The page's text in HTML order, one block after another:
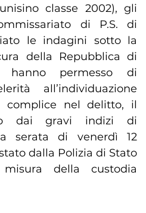
classe 2002), gli
di P.S. di
le indagini sotto la
della Repubblica di
hanno permesso di
all’individuazione
complice nel delitto, il
dai gravi indizi di
serata di venerdì 12
dalla Polizia di Stato
della custodia